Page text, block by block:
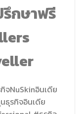
กษาฟรี
จNuSkinอินเดีย
ธุรกิจอินเดีย